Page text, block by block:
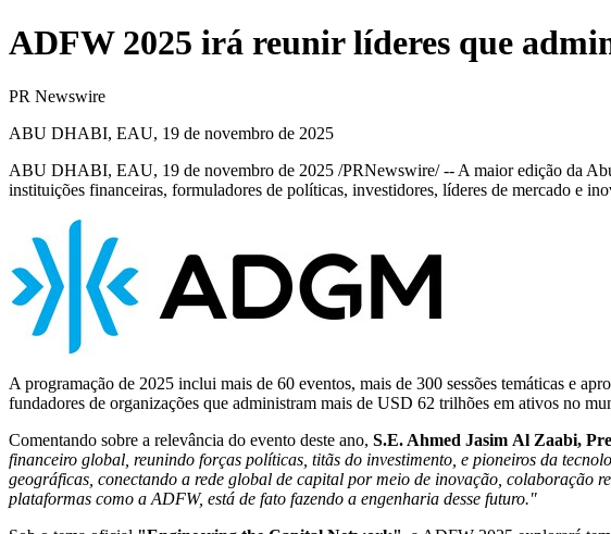
ADFW 2025 irá reunir líderes que
PR Newswire
ABU DHABI, EAU, 19 de novembro de 2025
ABU DHABI, EAU, 19 de novembro de 2025 /PRNewswire/ -- A maior edição da
instituições financeiras, formuladores de políticas, investidores, líderes de mercado e
A programação de 2025 inclui mais de 60 eventos, mais de 300 sessões temáticas e
fundadores de organizações que administram mais de USD 62 trilhões em ativos no
Comentando sobre a relevância do evento deste ano, S.E. Ahmed Jasim Al Zaabi,
financeiro global reunindo forças políticas, titãs do investimento e pioneiros da
geográficas conectando a rede global de capital por meio de inovação , colaboração
plataformas como a ADFW, está de fato fazendo a engenharia desse futuro."